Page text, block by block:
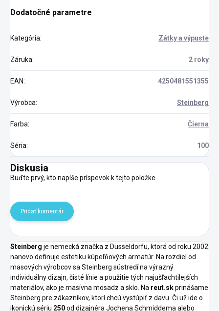
Dodatočné parametre
Kategória: Zátky a výpuste
Záruka: 2 roky
EAN: 4250481551355
Výrobca: Steinberg
Farba: Čierna
Séria: 100
Diskusia
Buďte prvý, kto napíše príspevok k tejto položke.
Pridať komentár
Steinberg je nemecká značka z Düsseldorfu, ktorá od roku 2002
nanovo definuje estetiku kúpeľňových armatúr. Na rozdiel od
masových výrobcov sa Steinberg sústredí na výrazný
individuálny dizajn, čisté línie a použitie tých najušľachtilejších
materiálov, ako je masívna mosadz a sklo. Na reut.skprinášame
Steinberg pre zákazníkov, ktorí chcú vystúpiť z davu. Či už ide o
ikonickú sériu 250od dizajnéra Jochena Schmiddema alebo